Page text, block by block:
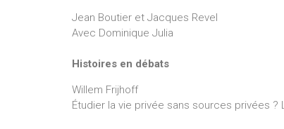
Jean Boutier et Jacques Revel
Avec Dominique Julia
Histoires en débats
Willem Frijhoff
Étudier la vie privée sans sources privées